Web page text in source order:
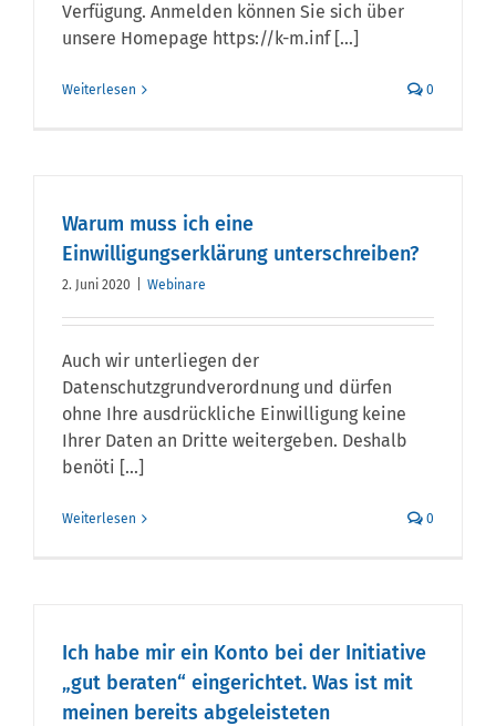
Verfügung. Anmelden können Sie sich über
unsere Homepage https://k-m.inf [...]
Weiterlesen 0
Warum muss ich eine
Einwilligungserklärung unterschreiben?
2. Juni 2020 Webinare
Auch wir unterliegen der
Datenschutzgrundverordnung und dürfen
ohne Ihre ausdrückliche Einwilligung keine
Ihrer Daten an Dritte weitergeben. Deshalb
benöti [...]
Weiterlesen 0
Ich habe mir ein Konto bei der Initiative
„gut beraten“ eingerichtet. Was ist mit
meinen bereits abgeleisteten